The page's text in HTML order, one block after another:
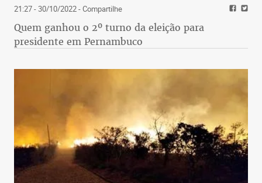
21:27 - 30/10/2022- Compartilhe
Quem ganhou o 2º turno da eleição para
presidente em Pernambuco